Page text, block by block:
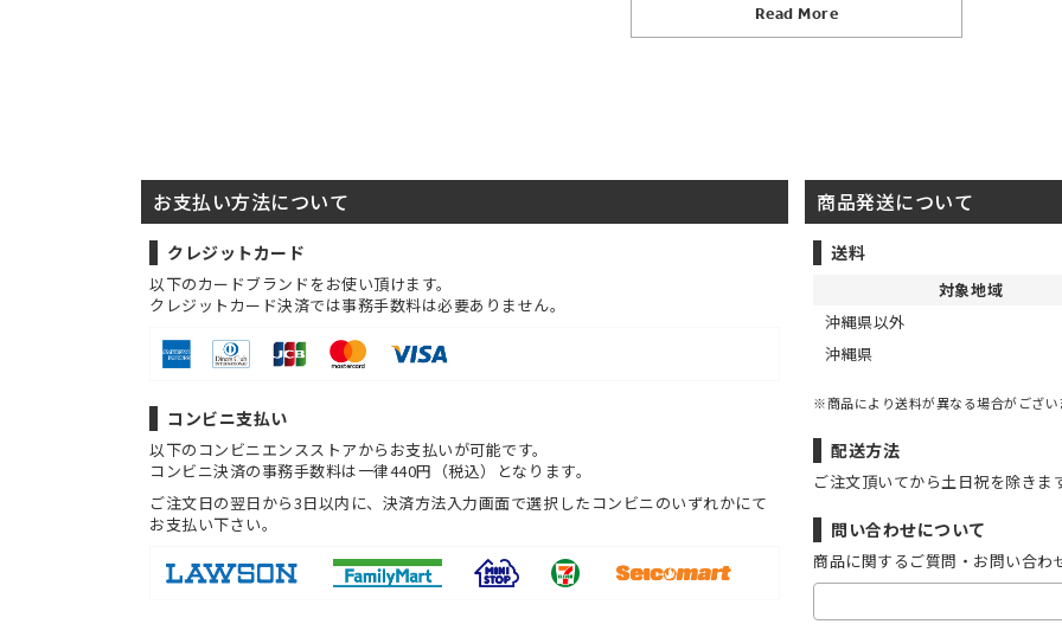
Read More
お支払い方法について
クレジットカード
以下のカードブランドをお使い頂けます。
クレジットカード決済では事務手数料は必要ありません。
コンビニ支払い
以下のコンビニエンスストアからお支払いが可能です。
コンビニ決済の事務手数料は一律440円（税込）となります。
ご注文日の翌日から3日以内に、決済方法入力画面で選択したコンビニのいずれかにて
お支払い下さい。
商品発送について
送料
対象地域
沖縄県以外
沖縄県
※商品により送料が異なる場合がござい
配送方法
ご注文頂いてから土日祝を除き
問い合わせについて
商品に関するご質問・お問い合